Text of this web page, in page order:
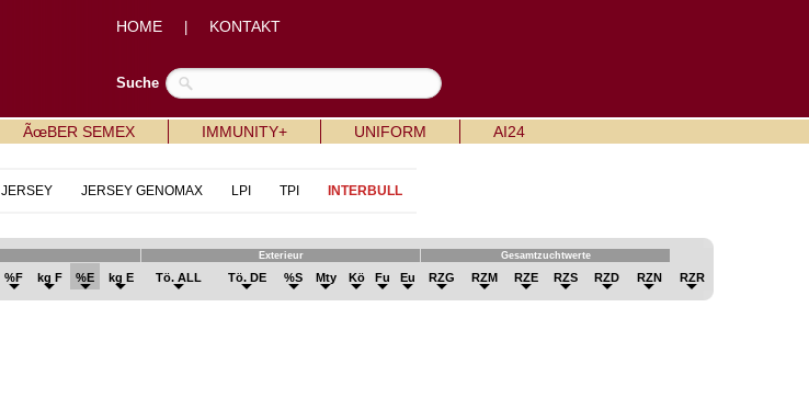
HOME KONTAKT
Suche
ÃœBER SEMEX IMMUNITY+ UNIFORM AI24
JERSEY JERSEY GENOMAX LPI TPI INTERBULL
Exterieur Gesamtzuchtwerte
%F kg F %E kg E Tö. ALL Tö. DE %S Mty Kö Fu Eu RZG RZM RZE RZS RZD RZN RZR